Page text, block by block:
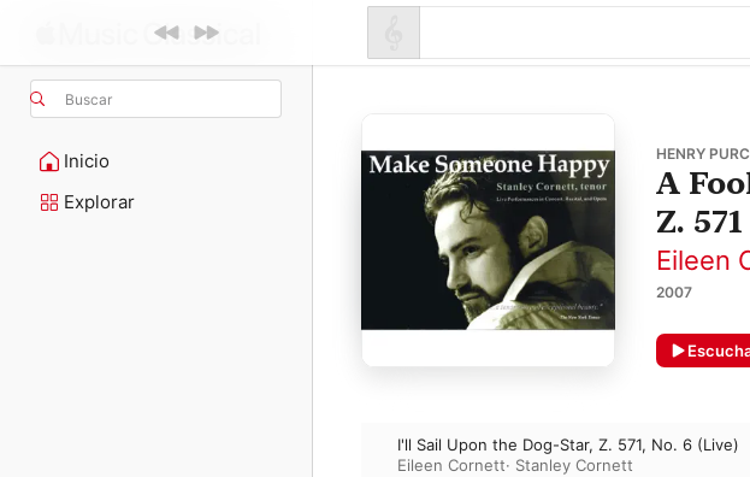
Buscar
Inicio
Explorar
HENRY
A
Z. 571
Eileen
2007
I'll Sail Upon the Dog-Star, Z. 571, No. 6 (Live)
Eileen Cornett· Stanley Cornett